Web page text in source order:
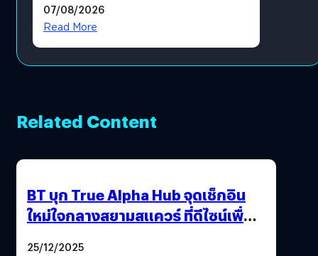
โดยตรง
07/08/2026
Read More
Related Content
BT บุก True Alpha Hub จุดเช็กอิน
ใหม่ใจกลางสยามสแควร์ ที่ดีไซน์เพื่อ
25/12/2025